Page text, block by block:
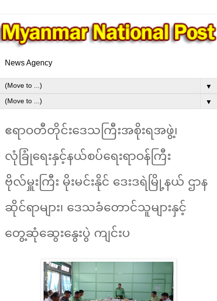
News Agency
▼
▼
ဧရာဝတီတိုင်းဒေသကြီးအစိုးရအဖွဲ့၊
လုံခြုံရေးနှင့်နယ်စပ်ရေးရာဝန်ကြီး
ဗိုလ်မှူးကြီး မိုးမင်းနိုင် ဒေးဒရဲမြို့နယ် ဌာန
ဆိုင်ရာများ၊ ဒေသခံတောင်သူများနှင့်
တွေ့ဆုံဆွေးနွေးပွဲ ကျင်းပ